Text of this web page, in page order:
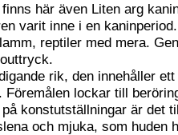
här även Liten arg
varit inne i en
reptiler med mera.
rik, den innehåller
Föremålen lockar till
konstutställningar är det
och mjuka, som huden